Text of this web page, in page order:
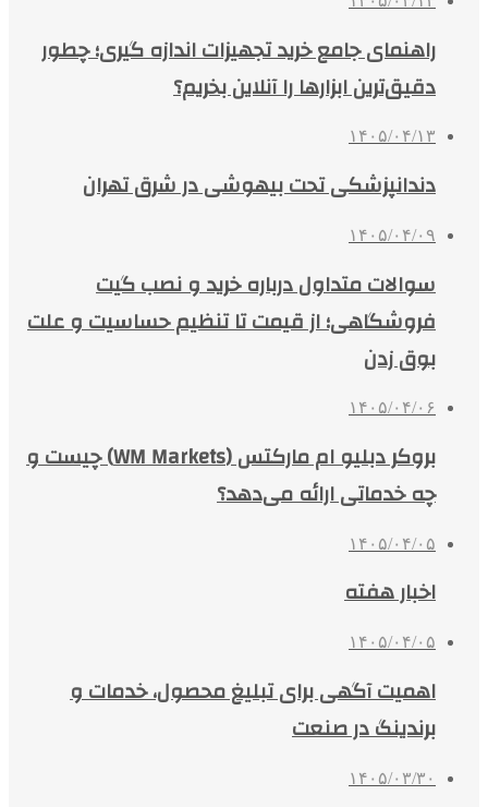
راهنمای جامع خرید تجهیزات اندازه گیری؛ چطور
دقیق‌ترین ابزارها را آنلاین بخریم؟
۱۴۰۵/۰۴/۱۳
دندانپزشکی تحت بیهوشی در شرق تهران
۱۴۰۵/۰۴/۰۹
سوالات متداول درباره خرید و نصب گیت
فروشگاهی؛ از قیمت تا تنظیم حساسیت و علت
بوق زدن
۱۴۰۵/۰۴/۰۶
بروکر دبلیو ام مارکتس (WM Markets) چیست و
چه خدماتی ارائه می‌دهد؟
۱۴۰۵/۰۴/۰۵
اخبار هفته
۱۴۰۵/۰۴/۰۵
اهمیت آگهی برای تبلیغ محصول، خدمات و
برندینگ در صنعت
۱۴۰۵/۰۳/۳۰